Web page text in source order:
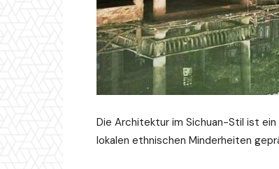
Die Architektur im Sichuan-Stil ist ein
lokalen ethnischen Minderheiten